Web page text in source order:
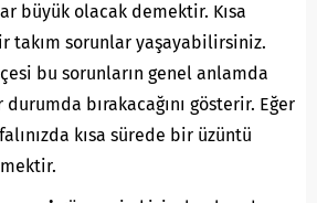
büyük olacak demektir. Kısa
takım sorunlar yaşayabilirsiniz.
bu sorunların genel anlamda
bırakacağını gösterir. Eğer
kısa sürede bir üzüntü